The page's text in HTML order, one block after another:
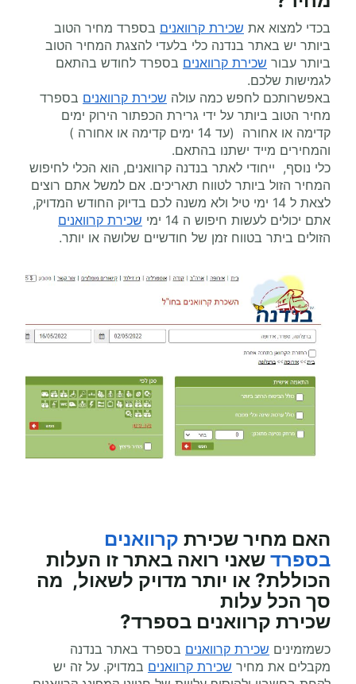
בכדי למצוא את שכירת קרוואנים בספרד מחיר הטוב
ביותר יש באתר בנדנה כלי בלעדי להצגת המחיר הטוב
ביותר עבור שכירת קרוואנים בספרד לחודש בהתאם
לגמישות שלכם.
באפשרותכם לחפש כמה עולה שכירת קרוואנים בספרד
מחיר הטוב ביותר על ידי גרירת הכפתור הירוק ימים
קדימה או אחורה (עד 14 ימים קדימה או אחורה )
והמחירים מייד ישתנו בהתאם.
כלי נוסף, ייחודי לאתר בנדנה קרוואנים, הוא הכלי לחיפוש
המחיר הזול ביותר לטווח תאריכים. אם למשל אתם רוצים
לצאת ל 14 ימי טיל ולא משנה לכם בדיוק החודש המדויק,
אתם יכולים לעשות חיפוש ה 14 ימי
שכירת קרוואנים
הזולים ביתר בטווח זמן של חודשיים שלושה או יותר.
האם מחיר שכירת קרוואנים
בספרד שאני רואה באתר זו העלות
הכוללת? או יותר מדויק לשאול, מה
סך הכל עלות
שכירת קרוואנים בספרד?
כשמזמינים שכירת קרוואנים בספרד באתר בנדנה
מקבלים את מחיר שכירת קרוואנים במדויק. על זה יש